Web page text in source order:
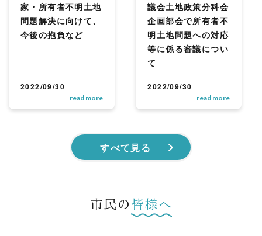
家・所有者不明土地
問題解決に向けて、
今後の抱負など
2022/09/30
read more
議会土地政策分科会
企画部会で所有者不
明土地問題への対応
等に係る審議につい
て
2022/09/30
read more
すべて見る
市民の皆様へ